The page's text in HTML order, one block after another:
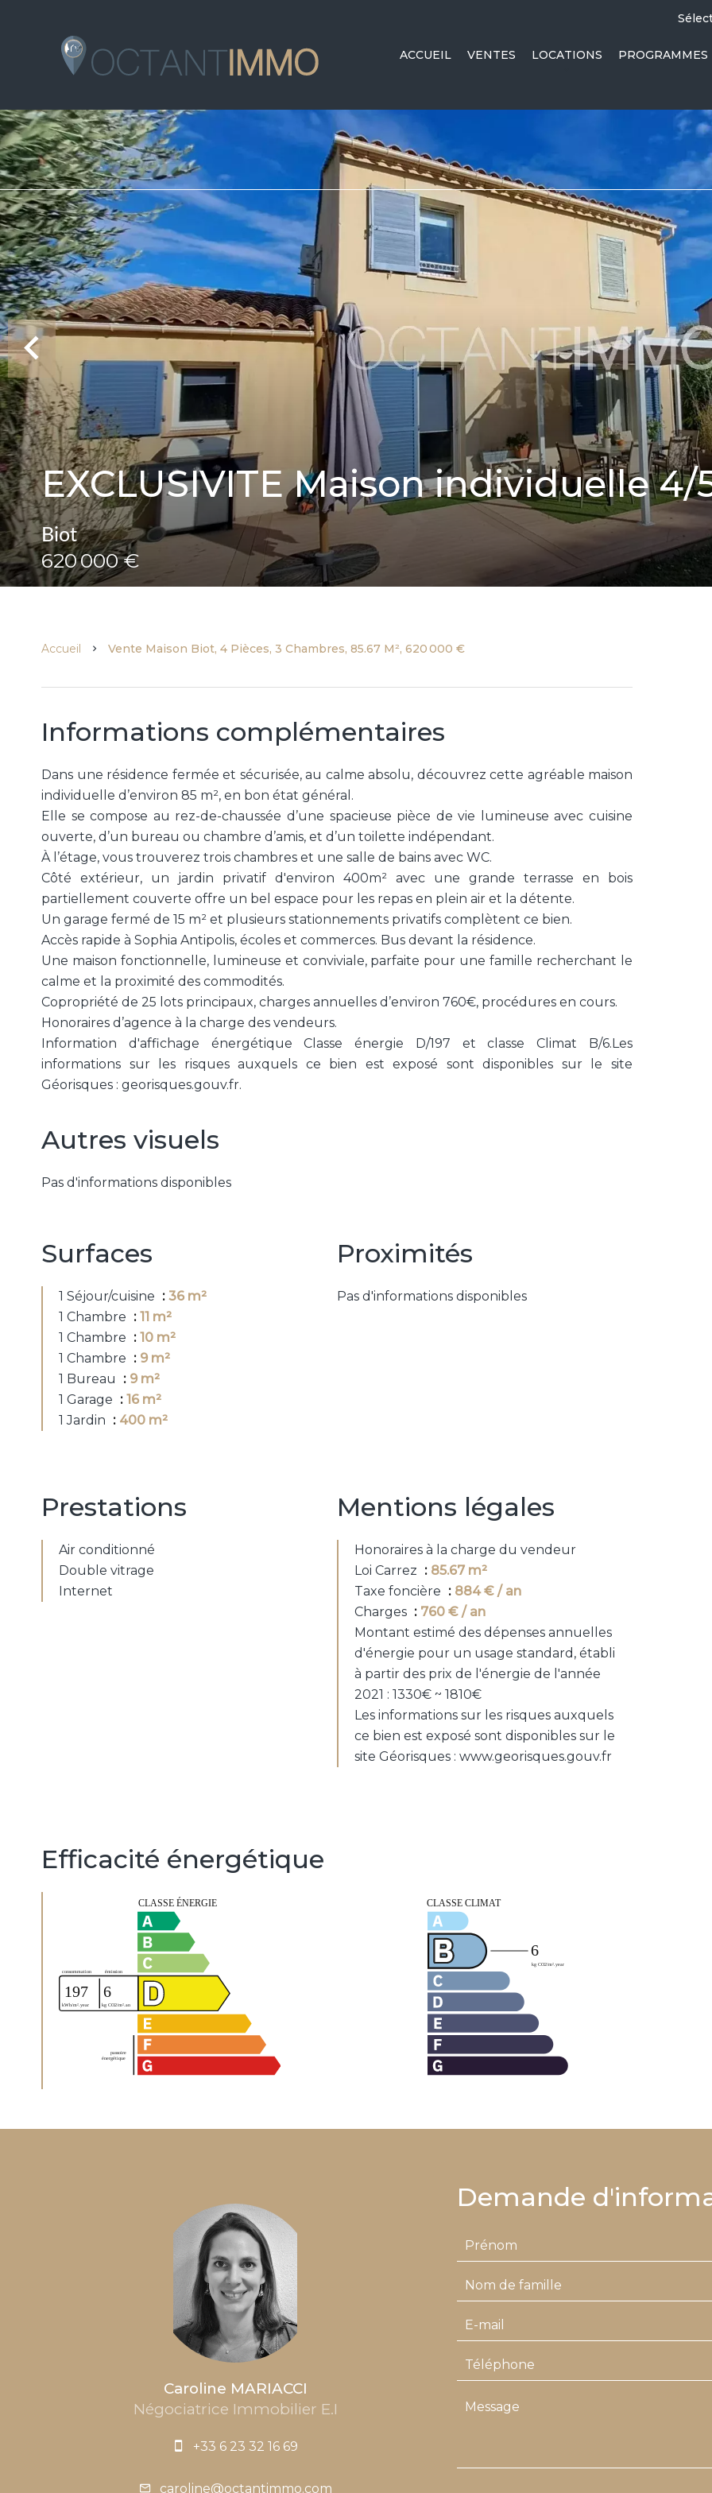
ACCUEIL VENTES LOCATIONS PROGRAMMES
EXCLUSIVITE Maison individuelle 4/
Biot
620 000 €
Accueil Vente Maison Biot, 4 Pièces, 3 Chambres, 85.67 M², 620 000 €
Informations complémentaires
Dans une résidence fermée et sécurisée, au calme absolu, découvrez cette agréable maison
individuelle d’environ 85 m², en bon état général.
Elle se compose au rez-de-chaussée d’une spacieuse pièce de vie lumineuse avec cuisine
ouverte, d’un bureau ou chambre d’amis, et d’un toilette indépendant.
À l’étage, vous trouverez trois chambres et une salle de bains avec WC.
Côté extérieur, un jardin privatif d'environ 400m² avec une grande terrasse en bois
partiellement couverte offre un bel espace pour les repas en plein air et la détente.
Un garage fermé de 15 m² et plusieurs stationnements privatifs complètent ce bien.
Accès rapide à Sophia Antipolis, écoles et commerces. Bus devant la résidence.
Une maison fonctionnelle, lumineuse et conviviale, parfaite pour une famille recherchant le
calme et la proximité des commodités.
Copropriété de 25 lots principaux, charges annuelles d’environ 760€, procédures en cours.
Honoraires d’agence à la charge des vendeurs.
Information d'affichage énergétique Classe énergie D/197 et classe Climat B/6.Les
informations sur les risques auxquels ce bien est exposé sont disponibles sur le site
Géorisques : georisques.gouv.fr.
Autres visuels
Pas d'informations disponibles
Surfaces
1 Séjour/cuisine
36 m²
1 Chambre
11 m²
1 Chambre
10 m²
1 Chambre
9 m²
1 Bureau
9 m²
1 Garage
16 m²
1 Jardin
400 m²
Proximités
Pas d'informations disponibles
Prestations
Air conditionné
Double vitrage
Internet
Mentions légales
Honoraires à la charge du vendeur
Loi Carrez
85.67 m²
Taxe foncière
884 € / an
Charges
760 € / an
Montant estimé des dépenses annuelles
d'énergie pour un usage standard, établi
à partir des prix de l'énergie de l'année
2021 : 1330€ ~ 1810€
Les informations sur les risques auxquels
ce bien est exposé sont disponibles sur le
site Géorisques : www.georisques.gouv.fr
Efficacité énergétique
Caroline MARIACCI
Négociatrice Immobilier E.I
+33 6 23 32 16 69
caroline@octantimmo.com
Demande